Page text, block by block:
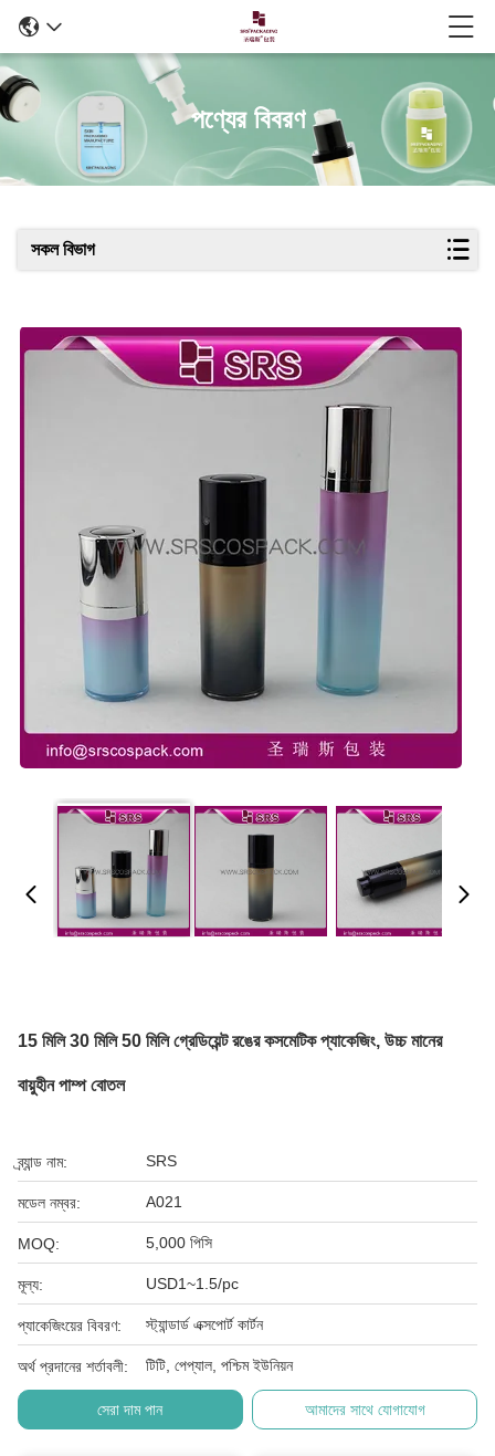
পণ্যের বিবরণ
সকল বিভাগ
15 মিলি 30 মিলি 50 মিলি গ্রেডিয়েন্ট রঙের কসমেটিক প্যাকেজিং, উচ্চ মানের
বায়ুহীন পাম্প বোতল
ব্র্যান্ড নাম: SRS
মডেল নম্বর: A021
MOQ: 5,000 পিসি
মূল্য: USD1~1.5/pc
প্যাকেজিংয়ের বিবরণ: স্ট্যান্ডার্ড এক্সপোর্ট কার্টন
অর্থ প্রদানের শর্তাবলী: টিটি, পেপ্যাল, পশ্চিম ইউনিয়ন
সেরা দাম পান আমাদের সাথে যোগাযোগ